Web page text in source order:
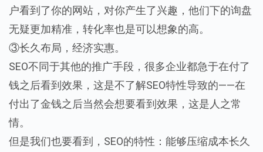
户看到了你的网站，对你产生了兴趣，他们下的询盘
无疑更加精准，转化率也是可以想象的高。
③长久布局，经济实惠。
SEO不同于其他的推广手段，很多企业都急于在付了
钱之后看到效果，这是不了解SEO特性导致的——在
付出了金钱之后当然会想要看到效果，这是人之常
情。
但是我们也要看到，SEO的特性：能够压缩成本长久